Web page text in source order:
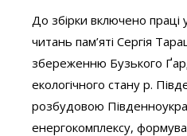
До збірки включено праці
читань пам’яті Сергія
збереженню Бузького
екологічного стану р.
розбудовою
енергокомплексу,